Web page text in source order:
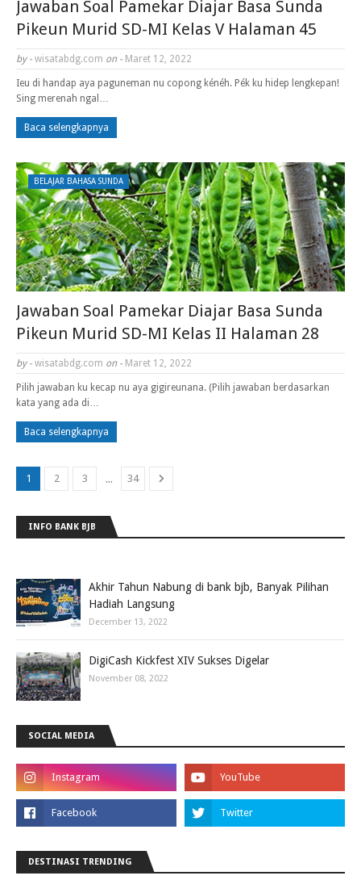
Jawaban Soal Pamekar Diajar Basa Sunda
Pikeun Murid SD-MI Kelas V Halaman 45
by - wisatabdg.com on - Maret 12, 2022
Ieu di handap aya paguneman nu copong kénéh. Pék ku hidep lengkepan!
Sing merenah ngal…
Baca selengkapnya
BELAJAR BAHASA SUNDA
Jawaban Soal Pamekar Diajar Basa Sunda
Pikeun Murid SD-MI Kelas II Halaman 28
by - wisatabdg.com on - Maret 12, 2022
Pilih jawaban ku kecap nu aya gigireunana. (Pilih jawaban berdasarkan
kata yang ada di…
Baca selengkapnya
1 2 3 ... 34
INFO BANK BJB
Akhir Tahun Nabung di bank bjb, Banyak Pilihan
Hadiah Langsung
December 13, 2022
DigiCash Kickfest XIV Sukses Digelar
November 08, 2022
SOCIAL MEDIA
DESTINASI TRENDING